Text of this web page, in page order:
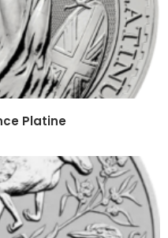
Platine